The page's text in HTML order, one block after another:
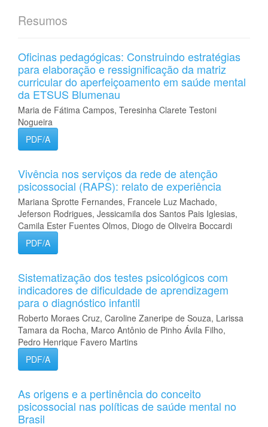
Resumos
Oficinas pedagógicas: Construindo estratégias
para elaboração e ressignificação da matriz
curricular do aperfeiçoamento em saúde mental
da ETSUS Blumenau
Maria de Fátima Campos, Teresinha Clarete Testoni
Nogueira
PDF/A
Vivência nos serviços da rede de atenção
psicossocial (RAPS): relato de experiência
Mariana Sprotte Fernandes, Francele Luz Machado,
Jeferson Rodrigues, Jessicamila dos Santos Pais Iglesias,
Camila Ester Fuentes Olmos, Diogo de Oliveira Boccardi
PDF/A
Sistematização dos testes psicológicos com
indicadores de dificuldade de aprendizagem
para o diagnóstico infantil
Roberto Moraes Cruz, Caroline Zaneripe de Souza, Larissa
Tamara da Rocha, Marco Antônio de Pinho Ávila Filho,
Pedro Henrique Favero Martins
PDF/A
As origens e a pertinência do conceito
psicossocial nas políticas de saúde mental no
Brasil